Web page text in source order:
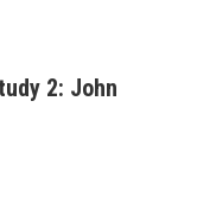
2: John